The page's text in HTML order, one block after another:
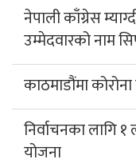
नेपाली काँग्रेस
उम्मेदवारको नाम
काठमाडौंमा
निर्वाचनका लागि १
योजना